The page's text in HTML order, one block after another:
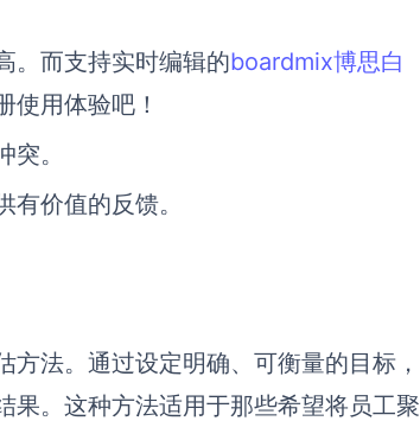
。而支持实时编辑的boardmix博思白
使用体验吧！
。
价值的反馈。
法。通过设定明确、可衡量的目标，
果。这种方法适用于那些希望将员工聚